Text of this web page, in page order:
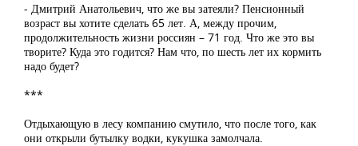
- Дмитрий Анатольевич, что же вы затеяли? Пенсионный
возраст вы хотите сделать 65 лет. А, между прочим,
продолжительность жизни россиян – 71 год. Что же это вы
творите? Куда это годится? Нам что, по шесть лет их кормить
надо будет?
***
Отдыхающую в лесу компанию смутило, что после того, как
они открыли бутылку водки, кукушка замолчала.